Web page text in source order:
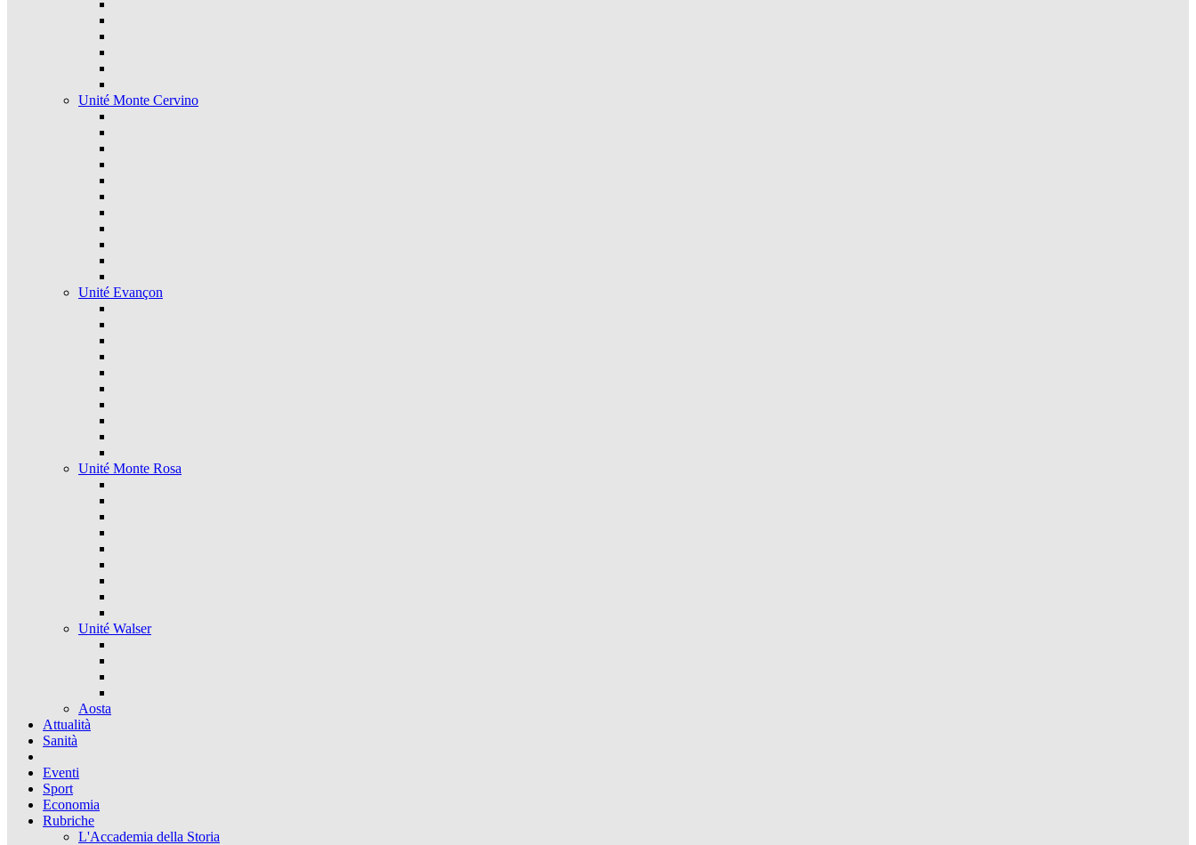
Unité Monte Cervino
Unité Evançon
Unité Monte Rosa
Unité Walser
Aosta
Attualità
Sanità
Eventi
Sport
Economia
Rubriche
L'Accademia della Storia